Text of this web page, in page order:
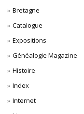
Bretagne
Catalogue
Expositions
Généalogie Magazine
Histoire
Index
Internet